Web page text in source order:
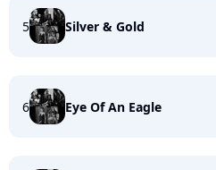
5 Silver & Gold
6 Eye Of An Eagle